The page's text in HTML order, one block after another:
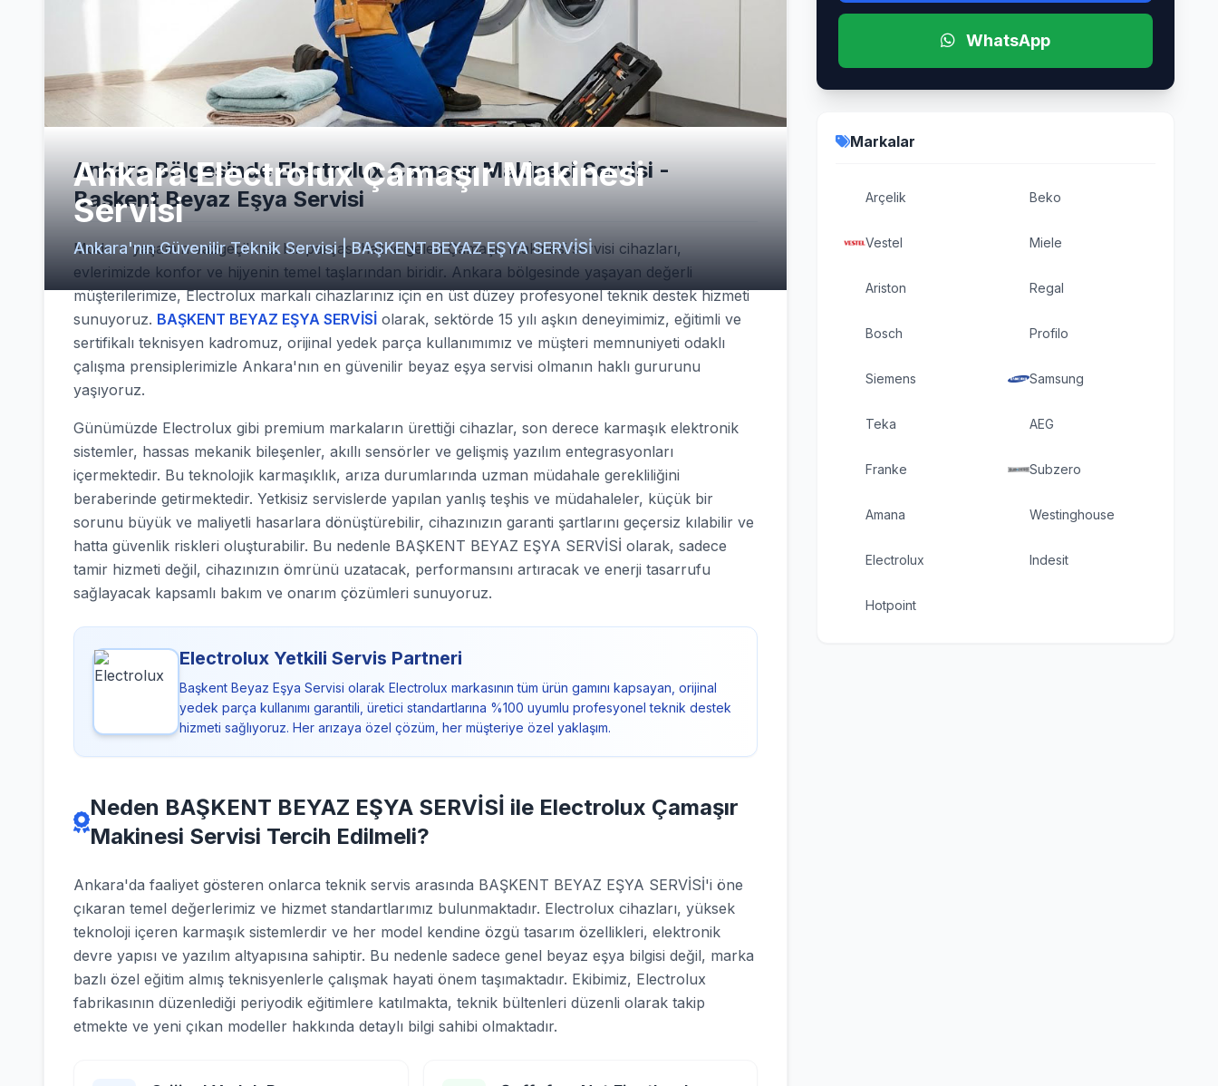
Ankara Electrolux Çamaşır Makinesi
Servisi
Ankara'nın Güvenilir Teknik Servisi | BAŞKENT BEYAZ EŞYA SERVİSİ
Ankara Bölgesinde Electrolux Çamaşır Makinesi Servisi -
Başkent Beyaz Eşya Servisi
Modern yaşamın vazgeçilmez bir parçası haline gelen Çamaşır makinesi servisi cihazları,
evlerimizde konfor ve hijyenin temel taşlarından biridir. Ankara bölgesinde yaşayan değerli
müşterilerimize, Electrolux markalı cihazlarınız için en üst düzey profesyonel teknik destek hizmeti
sunuyoruz. BAŞKENT BEYAZ EŞYA SERVİSİ olarak, sektörde 15 yılı aşkın deneyimimiz, eğitimli ve
sertifikalı teknisyen kadromuz, orijinal yedek parça kullanımımız ve müşteri memnuniyeti odaklı
çalışma prensiplerimizle Ankara'nın en güvenilir beyaz eşya servisi olmanın haklı gururunu
yaşıyoruz.
Günümüzde Electrolux gibi premium markaların ürettiği cihazlar, son derece karmaşık elektronik
sistemler, hassas mekanik bileşenler, akıllı sensörler ve gelişmiş yazılım entegrasyonları
içermektedir. Bu teknolojik karmaşıklık, arıza durumlarında uzman müdahale gerekliliğini
beraberinde getirmektedir. Yetkisiz servislerde yapılan yanlış teşhis ve müdahaleler, küçük bir
sorunu büyük ve maliyetli hasarlara dönüştürebilir, cihazınızın garanti şartlarını geçersiz kılabilir ve
hatta güvenlik riskleri oluşturabilir. Bu nedenle BAŞKENT BEYAZ EŞYA SERVİSİ olarak, sadece
tamir hizmeti değil, cihazınızın ömrünü uzatacak, performansını artıracak ve enerji tasarrufu
sağlayacak kapsamlı bakım ve onarım çözümleri sunuyoruz.
Electrolux Yetkili Servis Partneri
Başkent Beyaz Eşya Servisi olarak Electrolux markasının tüm ürün gamını kapsayan, orijinal
yedek parça kullanımı garantili, üretici standartlarına %100 uyumlu profesyonel teknik destek
hizmeti sağlıyoruz. Her arızaya özel çözüm, her müşteriye özel yaklaşım.
Neden BAŞKENT BEYAZ EŞYA SERVİSİ ile Electrolux Çamaşır
Makinesi Servisi Tercih Edilmeli?
Ankara'da faaliyet gösteren onlarca teknik servis arasında BAŞKENT BEYAZ EŞYA SERVİSİ'i öne
çıkaran temel değerlerimiz ve hizmet standartlarımız bulunmaktadır. Electrolux cihazları, yüksek
teknoloji içeren karmaşık sistemlerdir ve her model kendine özgü tasarım özellikleri, elektronik
devre yapısı ve yazılım altyapısına sahiptir. Bu nedenle sadece genel beyaz eşya bilgisi değil, marka
bazlı özel eğitim almış teknisyenlerle çalışmak hayati önem taşımaktadır. Ekibimiz, Electrolux
fabrikasının düzenlediği periyodik eğitimlere katılmakta, teknik bültenleri düzenli olarak takip
etmekte ve yeni çıkan modeller hakkında detaylı bilgi sahibi olmaktadır.
WhatsApp
Markalar
Arçelik Beko
Vestel Miele
Ariston Regal
Bosch Profilo
Siemens Samsung
Teka AEG
Franke Subzero
Amana Westinghouse
Electrolux Indesit
Hotpoint